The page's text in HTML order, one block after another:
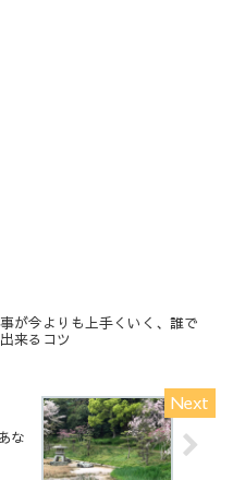
が今よりも上手くいく、誰で
来るコツ
な